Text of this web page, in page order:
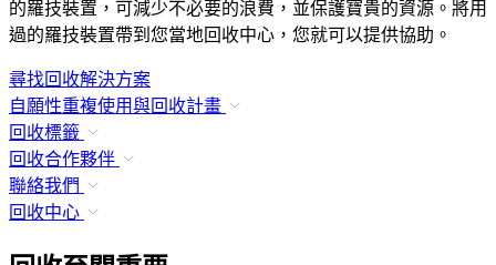
的羅技裝置，可減少不必要的浪費，並保護寶貴的資源。將用
過的羅技裝置帶到您當地回收中心，您就可以提供協助。
尋找回收解決方案
自願性重複使用與回收計畫
回收標籤
回收合作夥伴
聯絡我們
回收中心